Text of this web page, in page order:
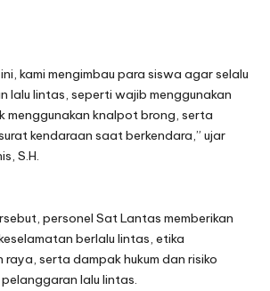
kami mengimbau para siswa agar selalu
lalu lintas, seperti wajib menggunakan
menggunakan knalpot brong, serta
kendaraan saat berkendara,” ujar
S.H.
personel Sat Lantas memberikan
berlalu lintas, etika
raya, serta dampak hukum dan risiko
lalu lintas.